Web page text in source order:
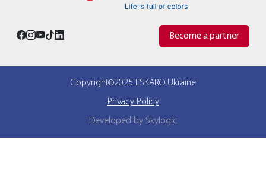
Become a partner
Copyright©2025 ESKARO Ukraine
Privacy Policy
Developed by Skylogic